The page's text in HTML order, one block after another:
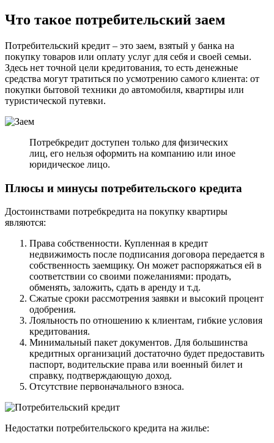
Что такое потребительский заем
Потребительский кредит – это заем, взятый у банка на
покупку товаров или оплату услуг для себя и своей семьи.
Здесь нет точной цели кредитования, то есть денежные
средства могут тратиться по усмотрению самого клиента: от
покупки бытовой техники до автомобиля, квартиры или
туристической путевки.
Потребкредит доступен только для физических
лиц, его нельзя оформить на компанию или иное
юридическое лицо.
Плюсы и минусы потребительского кредита
Достоинствами потребкредита на покупку квартиры
являются:
Права собственности. Купленная в кредит
недвижимость после подписания договора передается в
собственность заемщику. Он может распоряжаться ей в
соответствии со своими пожеланиями: продать,
обменять, заложить, сдать в аренду и т.д.
Сжатые сроки рассмотрения заявки и высокий процент
одобрения.
Лояльность по отношению к клиентам, гибкие условия
кредитования.
Минимальный пакет документов. Для большинства
кредитных организаций достаточно будет предоставить
паспорт, водительские права или военный билет и
справку, подтверждающую доход.
Отсутствие первоначального взноса.
Недостатки потребительского кредита на жилье: